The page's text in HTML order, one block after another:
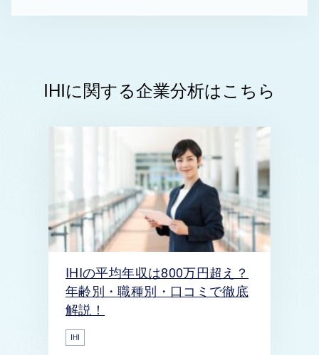
IHIに関する企業分析はこちら
IHIの平均年収は800万円超え？
年齢別・職種別・口コミで徹底
解説！
IHI